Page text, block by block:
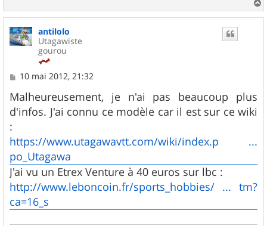
a
antilolo
Utagawiste
gourou
M
s
s
a
10 mai 2012, 21:32
Malheureusement, je n'ai pas beaucoup plus
d'infos. J'ai connu ce modèle car il est sur ce wiki
:
https://www.utagawavtt.com/wiki/index.p ...
po_Utagawa
J'ai vu un Etrex Venture à 40 euros sur lbc :
http://www.leboncoin.fr/sports_hobbies/ ... tm?
ca=16_s